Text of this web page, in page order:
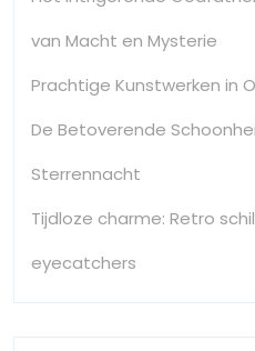
van Macht en Mysterie
Prachtige Kunstwerken in
De Betoverende
Sterrennacht
Tijdloze charme: Retro
eyecatchers